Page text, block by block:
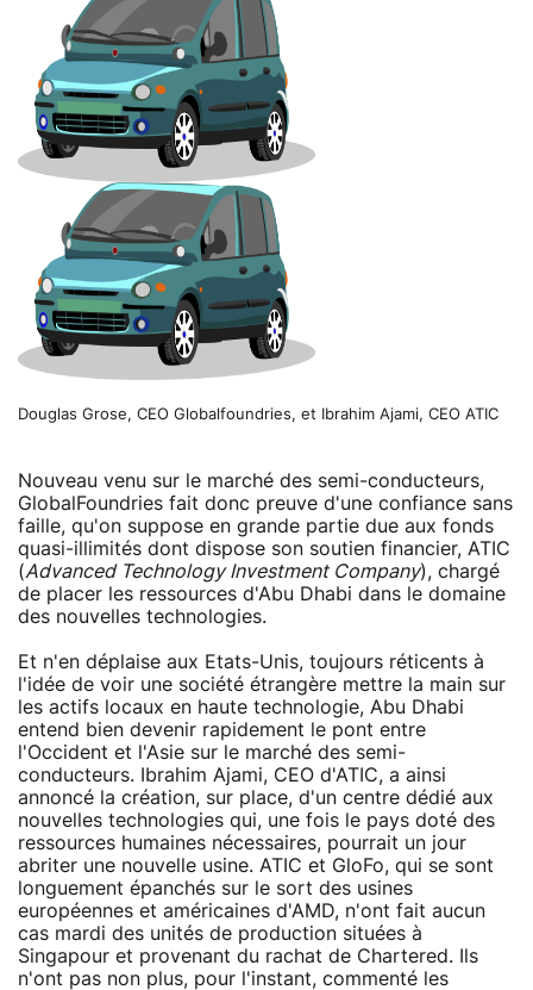
Douglas Grose, CEO Globalfoundries, et Ibrahim Ajami, CEO ATIC
Nouveau venu sur le marché des semi-conducteurs,
GlobalFoundries fait donc preuve d'une confiance sans
faille, qu'on suppose en grande partie due aux fonds
quasi-illimités dont dispose son soutien financier, ATIC
(Advanced Technology Investment Company), chargé
de placer les ressources d'Abu Dhabi dans le domaine
des nouvelles technologies.
Et n'en déplaise aux Etats-Unis, toujours réticents à
l'idée de voir une société étrangère mettre la main sur
les actifs locaux en haute technologie, Abu Dhabi
entend bien devenir rapidement le pont entre
l'Occident et l'Asie sur le marché des semi-
conducteurs. Ibrahim Ajami, CEO d'ATIC, a ainsi
annoncé la création, sur place, d'un centre dédié aux
nouvelles technologies qui, une fois le pays doté des
ressources humaines nécessaires, pourrait un jour
abriter une nouvelle usine. ATIC et GloFo, qui se sont
longuement épanchés sur le sort des usines
européennes et américaines d'AMD, n'ont fait aucun
cas mardi des unités de production situées à
Singapour et provenant du rachat de Chartered. Ils
n'ont pas non plus, pour l'instant, commenté les